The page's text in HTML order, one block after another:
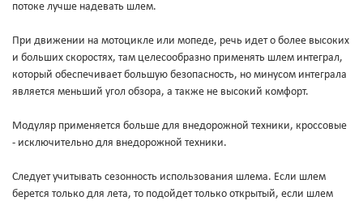
потоке лучше надевать шлем.
При движении на мотоцикле или мопеде, речь идет о более высоких
и больших скоростях, там целесообразно применять шлем интеграл,
который обеспечивает большую безопасность, но минусом интеграла
является меньший угол обзора, а также не высокий комфорт.
Модуляр применяется больше для внедорожной техники, кроссовые
- исключительно для внедорожной техники.
Следует учитывать сезонность использования шлема. Если шлем
берется только для лета, то подойдет только открытый, если шлем